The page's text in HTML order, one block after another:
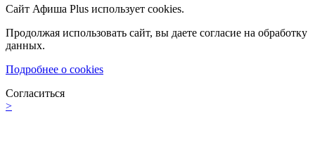
Сайт Афиша Plus использует cookies.
Продолжая использовать сайт, вы даете согласие на обработку
данных.
Подробнее о cookies
Согласиться
>